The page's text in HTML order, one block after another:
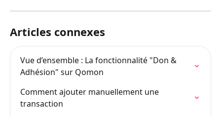
Articles connexes
Vue d’ensemble : La fonctionnalité "Don &
Adhésion" sur Qomon
Comment ajouter manuellement une
transaction